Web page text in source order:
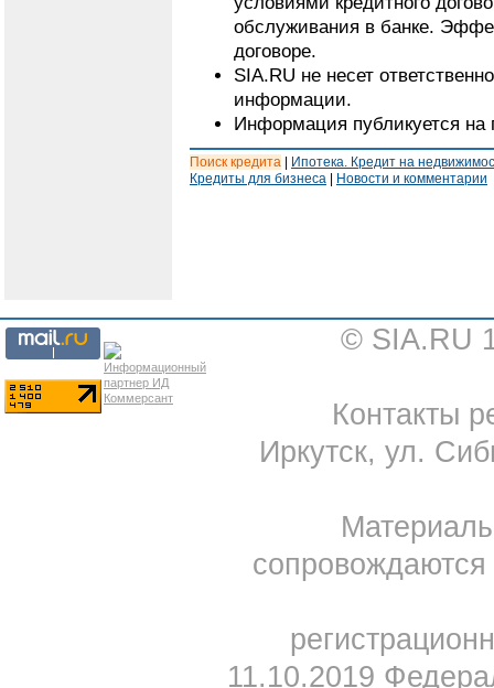
обслуживания в банке.
договоре.
SIA.RU не несет
информации.
Информация публикуется на
Поиск кредита
Ипотека. Кредит на
Кредиты для бизнеса
Новости и комментарии
© SIA.RU
Контакты
Иркутск, ул.
11.10.2019